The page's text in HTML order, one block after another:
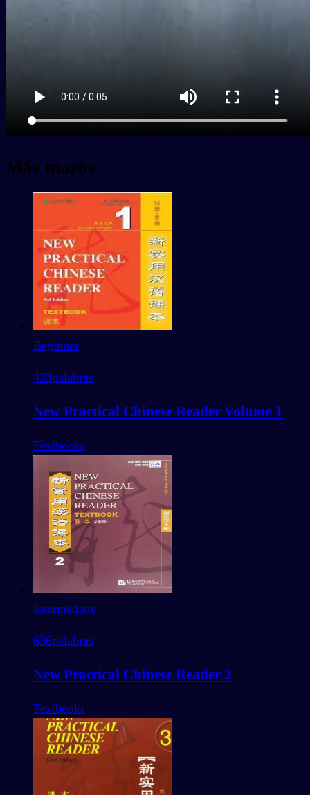
Más mazos
Beginner
433palabras
New Practical Chinese Reader Volume 1
Textbooks
Intermediate
636palabras
New Practical Chinese Reader 2
Textbooks